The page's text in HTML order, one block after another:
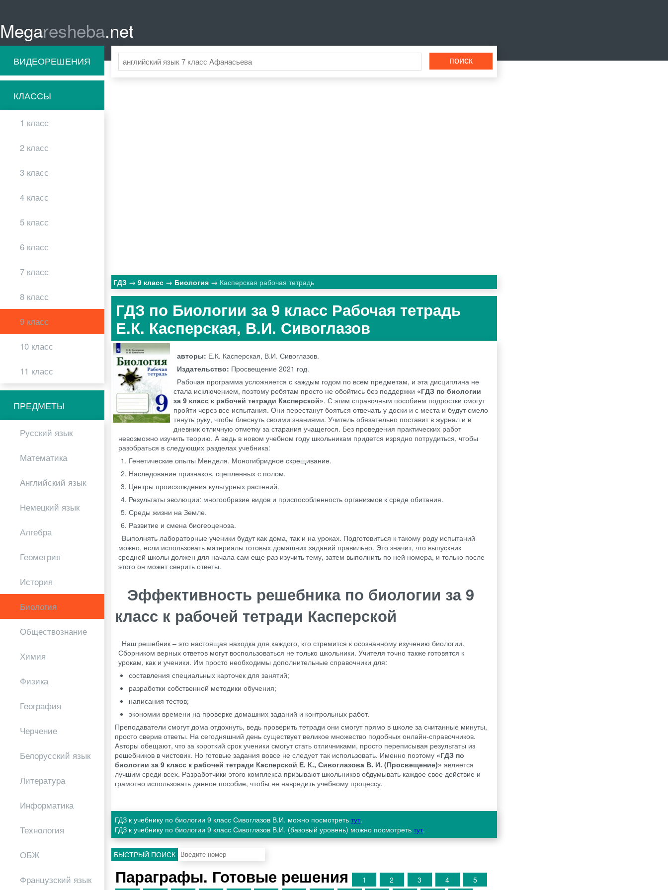
Megaresheba.net
ВИДЕОРЕШЕНИЯ
КЛАССЫ
1 класс
2 класс
3 класс
4 класс
5 класс
6 класс
7 класс
8 класс
9 класс
10 класс
11 класс
ПРЕДМЕТЫ
Русский язык
Математика
Английский язык
Немецкий язык
Алгебра
Геометрия
История
Биология
Обществознание
Химия
Физика
География
Черчение
Белорусский язык
Литература
Информатика
Технология
ОБЖ
Французский язык
ГДЗ 9 класс Биология Касперская рабочая тетрадь
ГДЗ по Биологии за 9 класс Рабочая тетрадь
Е.К. Касперская, В.И. Сивоглазов
авторы: Е.К. Касперская, В.И. Сивоглазов.
Издательство: Просвещение 2021 год.
Рабочая программа усложняется с каждым годом по всем предметам, и эта дисциплина не
стала исключением, поэтому ребятам просто не обойтись без поддержки «ГДЗ по биологии
за 9 класс к рабочей тетради Касперской». С этим справочным пособием подростки смогут
пройти через все испытания. Они перестанут бояться отвечать у доски и с места и будут смело
тянуть руку, чтобы блеснуть своими знаниями. Учитель обязательно поставит в журнал и в
дневник отличную отметку за старания учащегося. Без проведения практических работ
невозможно изучить теорию. А ведь в новом учебном году школьникам придется изрядно потрудиться, чтобы
разобраться в следующих разделах учебника:
Генетические опыты Менделя. Моногибридное скрещивание.
Наследование признаков, сцепленных с полом.
Центры происхождения культурных растений.
Результаты эволюции: многообразие видов и приспособленность организмов к среде обитания.
Среды жизни на Земле.
Развитие и смена биогеоценоза.
Выполнять лабораторные ученики будут как дома, так и на уроках. Подготовиться к такому роду испытаний
можно, если использовать материалы готовых домашних заданий правильно. Это значит, что выпускник
средней школы должен для начала сам еще раз изучить тему, затем выполнить по ней номера, и только после
этого он может сверить ответы.
Эффективность решебника по биологии за 9
класс к рабочей тетради Касперской
Наш решебник – это настоящая находка для каждого, кто стремится к осознанному изучению биологии.
Сборником верных ответов могут воспользоваться не только школьники. Учителя точно также готовятся к
урокам, как и ученики. Им просто необходимы дополнительные справочники для:
составления специальных карточек для занятий;
разработки собственной методики обучения;
написания тестов;
экономии времени на проверке домашних заданий и контрольных работ.
Преподаватели смогут дома отдохнуть, ведь проверить тетради они смогут прямо в школе за считанные минуты,
просто сверив ответы. На сегодняшний день существует великое множество подобных онлайн-справочников.
Авторы обещают, что за короткий срок ученики смогут стать отличниками, просто переписывая результаты из
решебников в чистовик. Но готовые задания вовсе не следует так использовать. Именно поэтому «ГДЗ по
биологии за 9 класс к рабочей тетради Касперской Е. К., Сивоглазова В. И. (Просвещение)» является
лучшим среди всех. Разработчики этого комплекса призывают школьников обдумывать каждое свое действие и
грамотно использовать данное пособие, чтобы не навредить учебному процессу.
ГДЗ к учебнику по биологии 9 класс Сивоглазов В.И. можно посмотреть тут.
ГДЗ к учебнику по биологии 9 класс Сивоглазов В.И. (базовый уровень) можно посмотреть тут.
БЫСТРЫЙ ПОИСК
Параграфы. Готовые решения 1 2 3 4 5